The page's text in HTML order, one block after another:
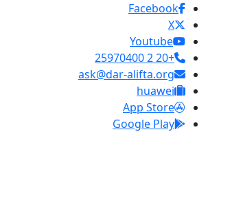
Facebook
X
Youtube
+20 2 25970400
ask@dar-alifta.org
huawei
App Store
Google Play